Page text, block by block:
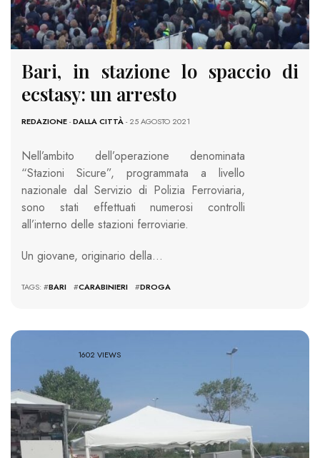
Bari, in stazione lo spaccio di
ecstasy: un arresto
REDAZIONE-DALLA CITTÀ- 25 AGOSTO 2021
Nell’ambito dell’operazione denominata
“Stazioni Sicure”, programmata a livello
nazionale dal Servizio di Polizia Ferroviaria,
sono stati effettuati numerosi controlli
all’interno delle stazioni ferroviarie.
Un giovane, originario della…
TAGS: #BARI #CARABINIERI #DROGA
1602 VIEWS